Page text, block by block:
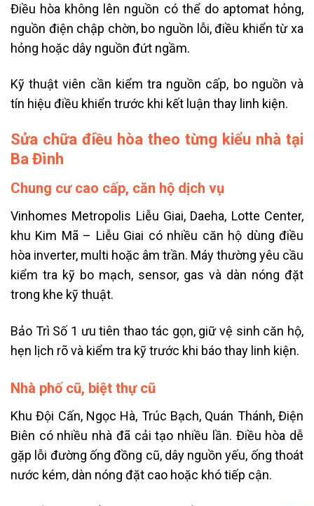
Điều hòa không lên nguồn có thể do aptomat hỏng,
nguồn điện chập chờn, bo nguồn lỗi, điều khiển từ xa
hỏng hoặc dây nguồn đứt ngầm.
Kỹ thuật viên cần kiểm tra nguồn cấp, bo nguồn và
tín hiệu điều khiển trước khi kết luận thay linh kiện.
Sửa chữa điều hòa theo từng kiểu nhà tại
Ba Đình
Chung cư cao cấp, căn hộ dịch vụ
Vinhomes Metropolis Liễu Giai, Daeha, Lotte Center,
khu Kim Mã – Liễu Giai có nhiều căn hộ dùng điều
hòa inverter, multi hoặc âm trần. Máy thường yêu cầu
kiểm tra kỹ bo mạch, sensor, gas và dàn nóng đặt
trong khe kỹ thuật.
Bảo Trì Số 1 ưu tiên thao tác gọn, giữ vệ sinh căn hộ,
hẹn lịch rõ và kiểm tra kỹ trước khi báo thay linh kiện.
Nhà phố cũ, biệt thự cũ
Khu Đội Cấn, Ngọc Hà, Trúc Bạch, Quán Thánh, Điện
Biên có nhiều nhà đã cải tạo nhiều lần. Điều hòa dễ
gặp lỗi đường ống đồng cũ, dây nguồn yếu, ống thoát
nước kém, dàn nóng đặt cao hoặc khó tiếp cận.